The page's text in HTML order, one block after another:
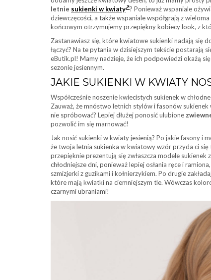
letnie sukienki w kwiaty ? Ponieważ wspaniale
dziewczęcości, a także wspaniale współgrają z
końcowym otrzymujemy przepiękny kobiecy look, z
Zastanawiasz się, które kwiatowe sukienki nadają się
łączyć? Na te pytania w dzisiejszym tekście
eButik.pl! Mamy nadzieje, że ich podpowiedzi okażą
sezonie jesiennym.
JAKIE SUKIENKI W KWIATY
Współcześnie noszenie kwiecistych sukienek w
Zauważ, że mnóstwo letnich stylów i fasonów
nie spróbować? Lepiej dłużej ponosić ulubione
pozwolić im się marnować!
Jak nosić sukienki w kwiaty jesienią? Po jakie fasony i
że twoja letnia sukienka w kwiatowy wzór przyda ci się
przepięknie prezentują się zwłaszcza modele
chłodniejsze dni, ponieważ lepiej osłania ręce i
szmizjerki z guzikami i kołnierzykiem. Po drugie
które mają kwiatki na ciemniejszym tle. Wówczas
czarnymi ubraniami!